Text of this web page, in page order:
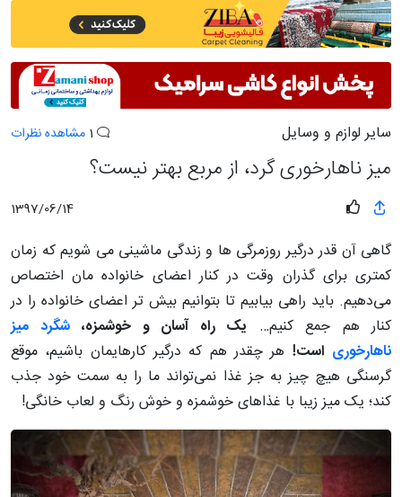
سایر لوازم و وسایل مشاهده نظرات
میز ناهارخوری گرد، از مربع بهتر نیست؟
1397/06/14
گاهی آن قدر درگیر روزمرگی ها و زندگی ماشینی می شویم که زمان
کمتری برای گذران وقت در کنار اعضای خانواده مان اختصاص
می‌دهیم. باید راهی بیابیم تا بتوانیم بیش تر اعضای خانواده را در
کنار هم جمع کنیم… یک راه آسان و خوشمزه، شگرد میز
ناهارخوری است! هر چقدر هم که درگیر کارهایمان باشیم، موقع
گرسنگی هیچ چیز به جز غذا نمی‌تواند ما را به سمت خود جذب
کند؛ یک میز زیبا با غذاهای خوشمزه و خوش رنگ و لعاب خانگی!